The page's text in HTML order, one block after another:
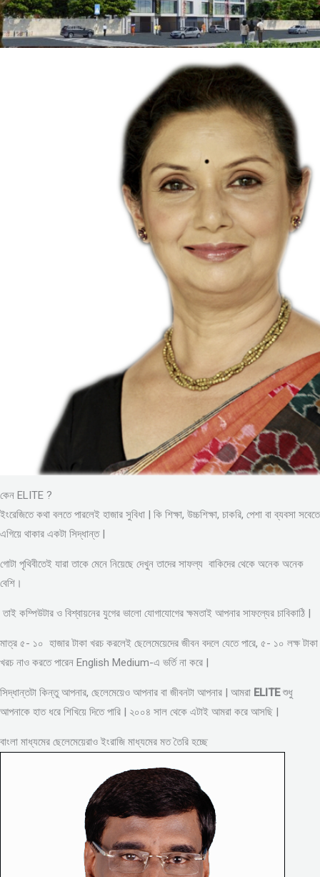
কেন ELITE ?
ইংরেজিতে কথা বলতে পারলেই হাজার সুবিধা | কি শিক্ষা, উচ্চশিক্ষা, চাকরি, পেশা বা ব্যবসা সবেতে
এগিয়ে থাকার একটা সিদ্ধান্ত |
গোটা পৃথিবীতেই যারা তাকে মেনে নিয়েছে দেখুন তাদের সাফল্য বাকিদের থেকে অনেক অনেক
বেশি।
তাই কম্পিউটার ও বিশ্বায়নের যুগের ভালো যোগাযোগের ক্ষমতাই আপনার সাফল্যের চাবিকাঠি |
মাত্র ৫- ১০ হাজার টাকা খরচ করলেই ছেলেমেয়েদের জীবন বদলে যেতে পারে, ৫- ১০ লক্ষ টাকা
খরচ নাও করতে পারেন English Medium-এ ভর্তি না করে |
সিদ্ধান্তটা কিন্তু আপনার, ছেলেমেয়েও আপনার বা জীবনটা আপনার | আমরা ELITEশুধু
আপনাকে হাত ধরে শিখিয়ে দিতে পারি | ২০০৪ সাল থেকে এটাই আমরা করে আসছি |
বাংলা মাধ্যমের ছেলেমেয়েরাও ইংরাজি মাধ্যমের মত তৈরি হচ্ছে